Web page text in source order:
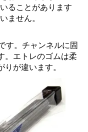
ることがあります
ません。
す。チャンネルに固
。エトレのゴムは柔
が違います。